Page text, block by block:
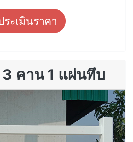
ะเมินราคา
คาน 1 แผ่นทึบ